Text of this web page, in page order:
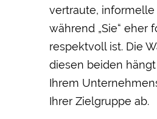
vertraute, informelle
während „Sie“ eher
respektvoll ist. Die
diesen beiden
Ihrem
Ihrer Zielgruppe ab.